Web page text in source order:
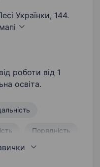
Українки, 144.
роботи від 1
освіта.
Порядність